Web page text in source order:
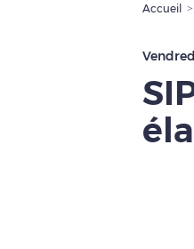
Accueil